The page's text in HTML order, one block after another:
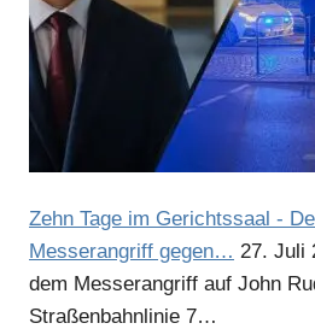
Zehn Tage im Gerichtssaal -
Messerangriff gegen… 27. Juli
dem Messerangriff auf John
Straßenbahnlinie 7…